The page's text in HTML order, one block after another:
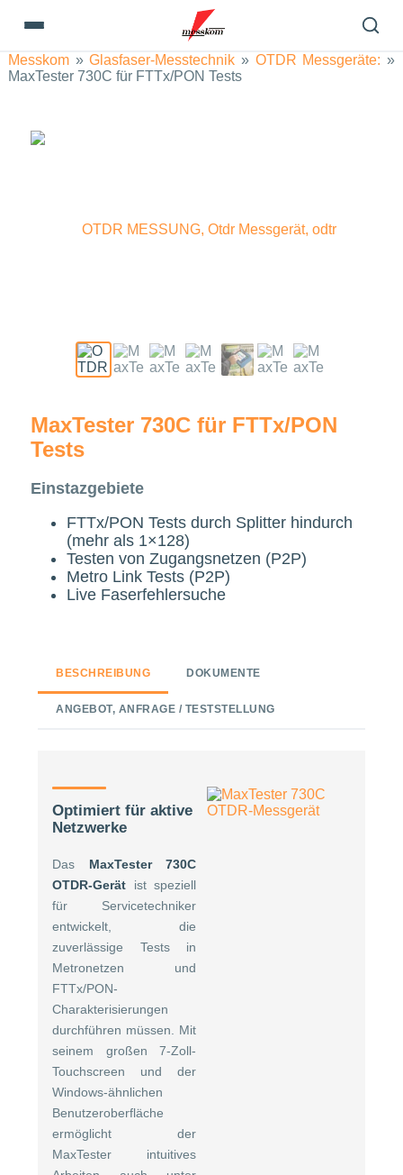
Messkom »Glasfaser-Messtechnik » OTDR Messgeräte: »
MaxTester 730C für FTTx/PON Tests
MaxTester 730C für FTTx/PON
Tests
Einstazgebiete
FTTx/PON Tests durch Splitter hindurch
(mehr als 1×128)
Testen von Zugangsnetzen (P2P)
Metro Link Tests (P2P)
Live Faserfehlersuche
BESCHREIBUNG DOKUMENTE
ANGEBOT, ANFRAGE / TESTSTELLUNG
Optimiert für aktive
Netzwerke
Das MaxTester 730C
OTDR-Gerät ist speziell
für Servicetechniker
entwickelt, die
zuverlässige Tests in
Metronetzen und
FTTx/PON-
Charakterisierungen
durchführen müssen. Mit
seinem großen 7-Zoll-
Touchscreen und der
Windows-ähnlichen
Benutzeroberfläche
ermöglicht der
MaxTester intuitives